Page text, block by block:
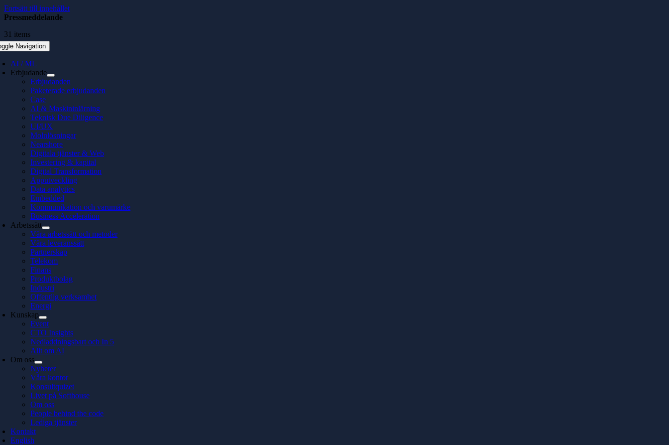
Fortsätt till innehållet
Navigation
AI / ML
Erbjudande
Erbjudanden
Paketerade erbjudanden
Case
AI & Maskininlärning
Teknisk Due Diligence
UI/UX
Molnlösningar
Nearshore
Digitala tjänster & Web
Investering & kapital
Digital Transformation
Apputveckling
Data analytics
Embedded
Kommunikation och varumärke
Business Acceleration
Arbetssätt
Våra arbetssätt och metoder
Våra leveranssätt
Partnerskap
Telekom
Finans
Produktbolag
Industri
Offentlig verksamhet
Energi
Kunskap
Event
CTO Insights
Nedladdningsbart och In 5
Allt om AI
Om oss
Nyheter
Våra kontor
Konsultquizet
Livet på Softhouse
Om oss
People behind the code
Lediga tjänster
Kontakt
English
Pressmeddelande
31 items